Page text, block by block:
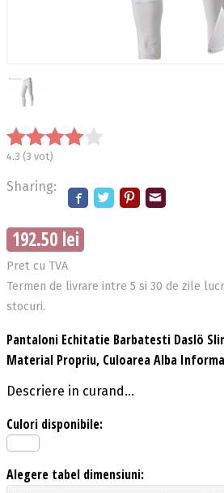
4.3 (3 vot)
Sharing:
192.50 lei
Pret cu TVA
Termen de livrare intre 5 si 30 de zile
stocuri.
Pantaloni Echitatie Barbatesti Daslö
Material Propriu, Culoarea Alba
Descriere in curand...
Culori disponibile:
Alegere tabel dimensiuni: